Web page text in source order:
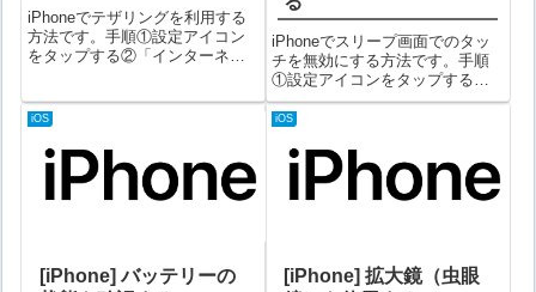
iPhoneでテザリングを利用する
方法です。手順①設定アイコン
をタップする②「インターネッ
する④これでテザリングの準備
が整いました。他の端末からWi-
Fi接続しようとすると、Wi-Fi...
iPhoneでスリープ画面でのタッ
チを無効にする方法です。手順
①設定アイコンをタップする②
設定画面で「アクセシビリテ
ィ」を選択する③アクセシビリ
る④タッチ画面で「タップして
スリープ解除」をオフにするこ
iOS
[iPhone] バッテリーの
iOS
[iPhone] 拡大鏡（虫眼